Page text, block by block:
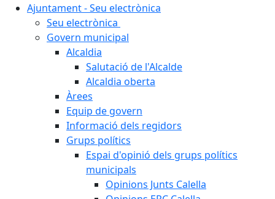
Ajuntament - Seu electrònica
Seu electrònica
Govern municipal
Alcaldia
Salutació de l'Alcalde
Alcaldia oberta
Àrees
Equip de govern
Informació dels regidors
Grups polítics
Espai d'opinió dels grups polítics
municipals
Opinions Junts Calella